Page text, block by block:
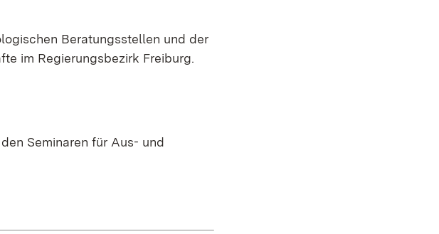
Beratungsstellen und der
im Regierungsbezirk Freiburg.
Seminaren für Aus- und